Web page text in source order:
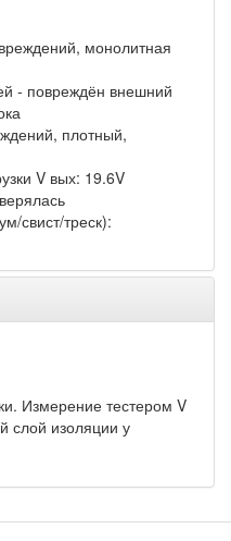
монолитная
- повреждён внешний
плотный,
V вых: 19.6V
свист/треск):
Измерение тестером V
слой изоляции у